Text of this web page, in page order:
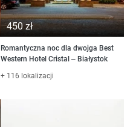
450 zł
Romantyczna noc dla dwojga Best
Western Hotel Cristal – Białystok
+ 116 lokalizacji